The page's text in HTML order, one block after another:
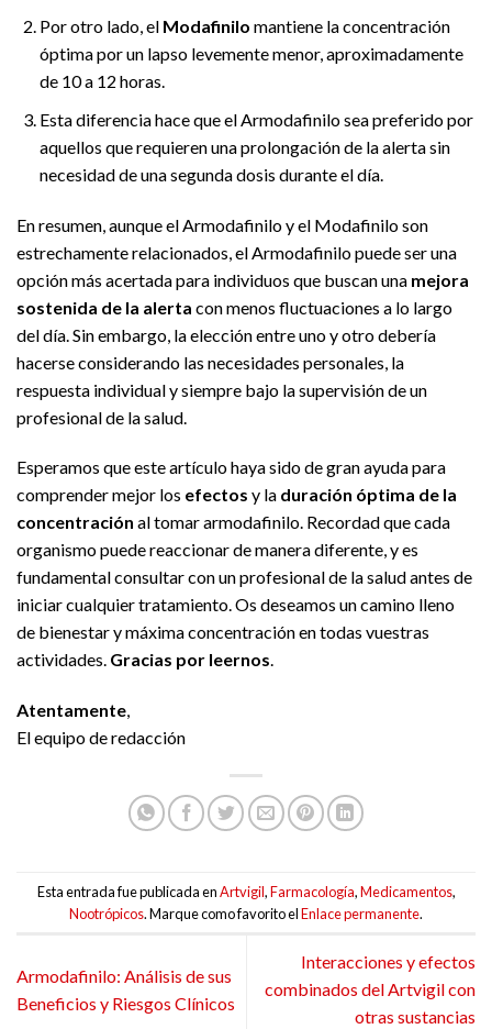
Por otro lado, el Modafinilo mantiene la concentración
óptima por un lapso levemente menor, aproximadamente
de 10 a 12 horas.
Esta diferencia hace que el Armodafinilo sea preferido por
aquellos que requieren una prolongación de la alerta sin
necesidad de una segunda dosis durante el día.
En resumen, aunque el Armodafinilo y el Modafinilo son
estrechamente relacionados, el Armodafinilo puede ser una
opción más acertada para individuos que buscan una mejora
sostenida de la alerta con menos fluctuaciones a lo largo
del día. Sin embargo, la elección entre uno y otro debería
hacerse considerando las necesidades personales, la
respuesta individual y siempre bajo la supervisión de un
profesional de la salud.
Esperamos que este artículo haya sido de gran ayuda para
comprender mejor los efectos y la duración óptima de la
concentración al tomar armodafinilo. Recordad que cada
organismo puede reaccionar de manera diferente, y es
fundamental consultar con un profesional de la salud antes de
iniciar cualquier tratamiento. Os deseamos un camino lleno
de bienestar y máxima concentración en todas vuestras
actividades. Gracias por leernos.
Atentamente,
El equipo de redacción
Esta entrada fue publicada enArtvigil,Farmacología,Medicamentos,
Nootrópicos. Marque como favorito elEnlace permanente.
Armodafinilo: Análisis de sus
Beneficios y Riesgos Clínicos
Interacciones y efectos
combinados del Artvigil con
otras sustancias